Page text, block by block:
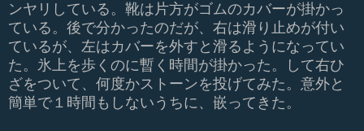
ンヤリしている。靴は片方がゴムのカバーが掛かっ
ている。後で分かったのだが、右は滑り止めが付い
ているが、左はカバーを外すと滑るようになってい
た。氷上を歩くのに暫く時間が掛かった。して右ひ
ざをついて、何度かストーンを投げてみた。意外と
簡単で１時間もしないうちに、嵌ってきた。